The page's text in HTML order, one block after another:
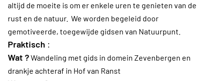
altijd de moeite is om er enkele uren te genieten van de
rust en de natuur. We worden begeleid door
gemotiveerde, toegewijde gidsen van Natuurpunt.
Praktisch :
Wat ?Wandeling met gids in domein Zevenbergen en
drankje achteraf in Hof van Ranst